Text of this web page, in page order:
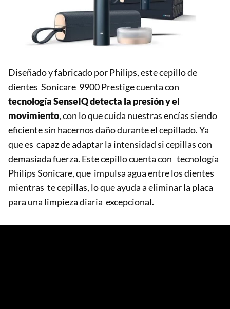
Diseñado y fabricado por Philips, este cepillo de
dientes Sonicare 9900 Prestige cuenta con
tecnología SenseIQ detecta la presión y el
movimiento, con lo que cuida nuestras encías siendo
eficiente sin hacernos daño durante el cepillado. Ya
que es capaz de adaptar la intensidad si cepillas con
demasiada fuerza. Este cepillo cuenta con tecnología
Philips Sonicare, que impulsa agua entre los dientes
mientras te cepillas, lo que ayuda a eliminar la placa
para una limpieza diaria excepcional.